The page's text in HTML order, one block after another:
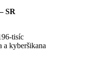
SR
tisíc
a kyberšikana